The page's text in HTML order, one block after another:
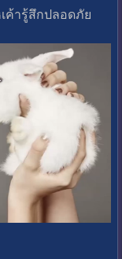
ค้ารู้สึกปลอดภัย